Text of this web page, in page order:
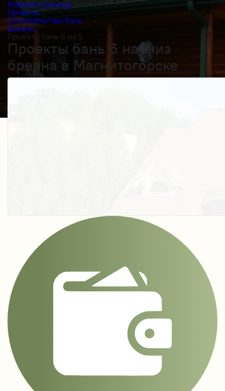
Главная страница
Проекты
Строительство бань
Бревно
Проекты бань 6 на 5
Проекты бань 6 на 5 из
бревна в Магнитогорске
Получить косультацию